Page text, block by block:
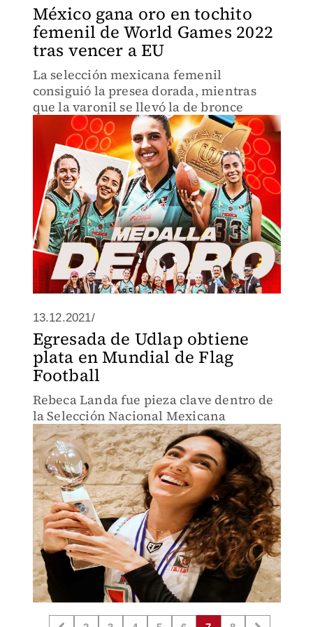
México gana oro en tochito
femenil de World Games 2022
tras vencer a EU
La selección mexicana femenil
consiguió la presea dorada, mientras
que la varonil se llevó la de bronce
13.12.2021/
Egresada de Udlap obtiene
plata en Mundial de Flag
Football
Rebeca Landa fue pieza clave dentro de
la Selección Nacional Mexicana